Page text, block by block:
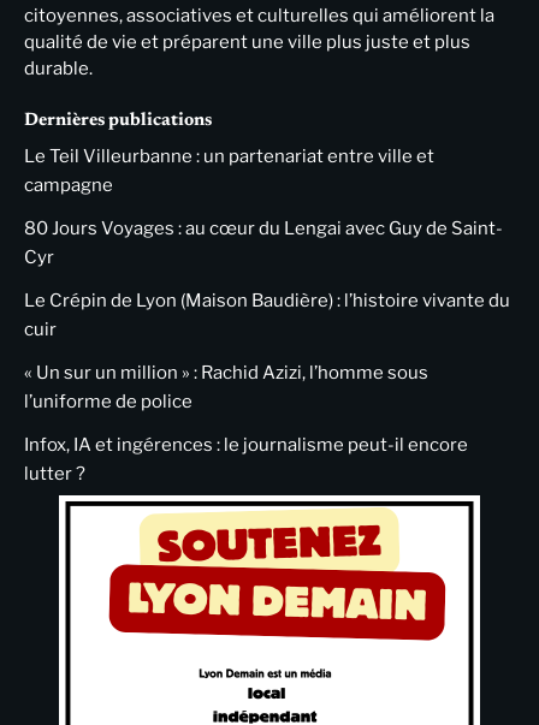
citoyennes, associatives et culturelles qui améliorent la
qualité de vie et préparent une ville plus juste et plus
durable.
Dernières publications
Le Teil Villeurbanne : un partenariat entre ville et
campagne
80 Jours Voyages : au cœur du Lengai avec Guy de Saint-
Cyr
Le Crépin de Lyon (Maison Baudière) : l’histoire vivante du
cuir
« Un sur un million » : Rachid Azizi, l’homme sous
l’uniforme de police
Infox, IA et ingérences : le journalisme peut-il encore
lutter ?